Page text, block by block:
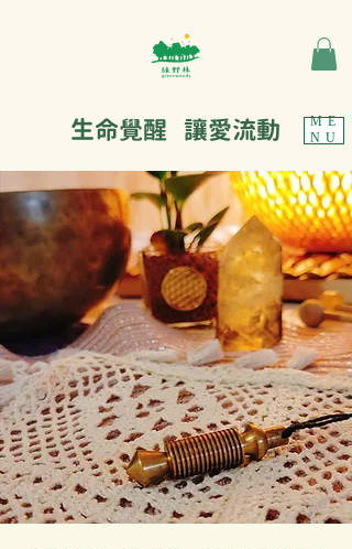
ME
NU
生命覺醒 讓愛流動